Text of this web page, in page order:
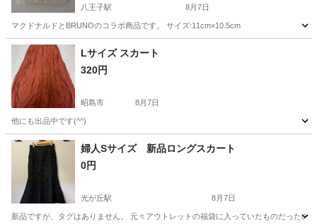
八王子駅 8月7日
マクドナルドとBRUNOのコラボ商品です。 サイズ:11cm×10.5cm
東京 八王子市 八王子駅 小物
Lサイズ スカート
320円
昭島市 8月7日
他にも出品中です(^^)
東京 昭島市 スカート
婦人Sサイズ 新品ロングスカート
0円
光が丘駅 8月7日
新品ですが、タグはありません。 元々アウトレットの福袋に入っていたものだった